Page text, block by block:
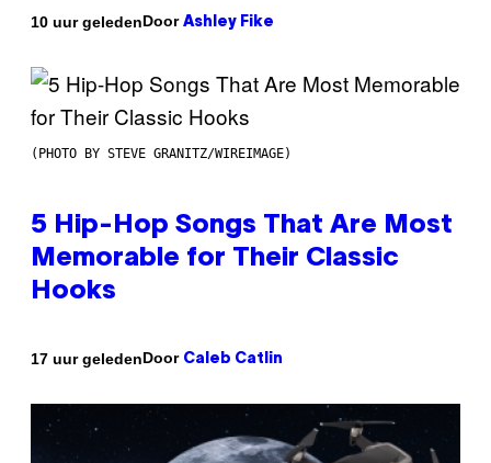
10 uur geledenDoor Ashley Fike
(PHOTO BY STEVE GRANITZ/WIREIMAGE)
5 Hip-Hop Songs That Are Most
Memorable for Their Classic
Hooks
17 uur geledenDoor Caleb Catlin